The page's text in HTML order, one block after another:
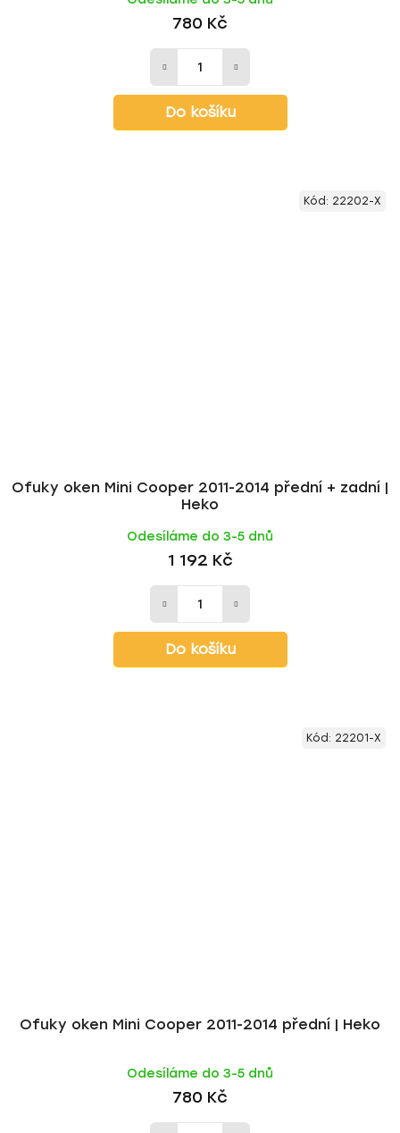
780 Kč
Do košíku
Ofuky oken Mini Cooper 2011-2014 přední + zadní |
Heko
Odesíláme do 3-5 dnů
1 192 Kč
Do košíku
Kód: 22202-X
Ofuky oken Mini Cooper 2011-2014 přední | Heko
Odesíláme do 3-5 dnů
780 Kč
Kód: 22201-X